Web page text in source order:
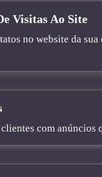
Visitas Ao Site
no website da
clientes com